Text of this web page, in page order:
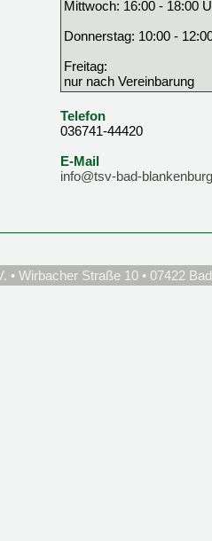
Mittwoch: 16:00 - 18:00
Donnerstag: 10:00 -
Freitag:
nur nach Vereinbarung
Telefon
036741-44420
E-Mail
info@tsv-bad-
• Wirbacher Straße 10 • 07422